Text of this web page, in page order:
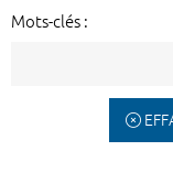
Mots-clés :